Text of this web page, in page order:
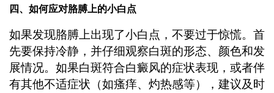
四、如何应对胳膊上的小白点
如果发现胳膊上出现了小白点，不要过于惊慌。首
先要保持冷静，并仔细观察白斑的形态、颜色和发
展情况。如果白斑符合白癜风的症状表现，或者伴
有其他不适症状（如瘙痒、灼热感等），建议及时